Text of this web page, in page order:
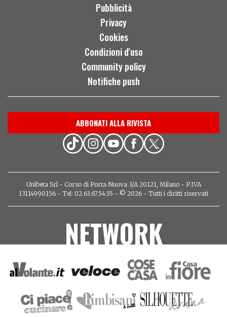
Pubblicità
Privacy
Cookies
Condizioni d'uso
Community policy
Notifiche push
ABBONATI ALLA RIVISTA
Unibeta Srl - Corso di Porta Nuova 3/A 20121, Milano - P.IVA
13114990156 - Tel: 02.63.67.54.55 - © 2026 - Tutti i diritti riservati
NETWORK